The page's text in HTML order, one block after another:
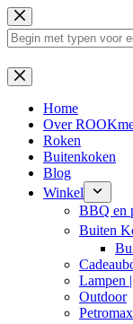
Ga
naar
de
Geen
resultaten
Home
Over
Roken
Buitenkoken
Blog
Winkel
BBQ en
Buiten
Lampen
Outdoor
Petromax